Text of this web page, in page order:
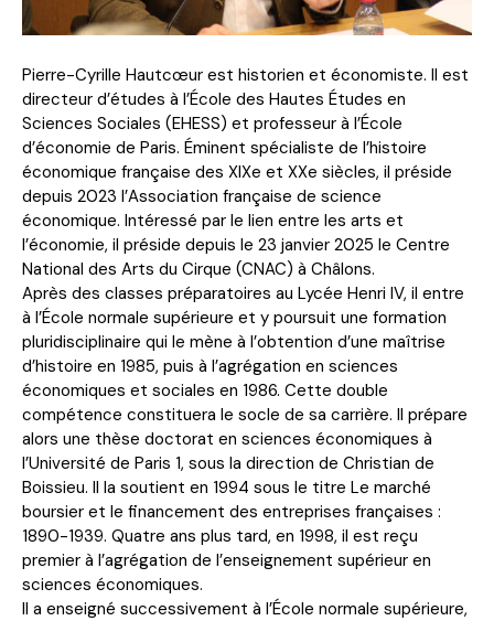
Pierre-Cyrille Hautcœur est historien et économiste. Il est
directeur d’études à l’École des Hautes Études en
Sciences Sociales (EHESS) et professeur à l’École
d’économie de Paris. Éminent spécialiste de l’histoire
économique française des XIXe et XXe siècles, il préside
depuis 2023 l’Association française de science
économique. Intéressé par le lien entre les arts et
l’économie, il préside depuis le 23 janvier 2025 le Centre
National des Arts du Cirque (CNAC) à Châlons.
Après des classes préparatoires au Lycée Henri IV, il entre
à l’École normale supérieure et y poursuit une formation
pluridisciplinaire qui le mène à l’obtention d’une maîtrise
d’histoire en 1985, puis à l’agrégation en sciences
économiques et sociales en 1986. Cette double
compétence constituera le socle de sa carrière. Il prépare
alors une thèse doctorat en sciences économiques à
l’Université de Paris 1, sous la direction de Christian de
Boissieu. Il la soutient en 1994 sous le titre Le marché
boursier et le financement des entreprises françaises :
1890-1939. Quatre ans plus tard, en 1998, il est reçu
premier à l’agrégation de l’enseignement supérieur en
sciences économiques.
Il a enseigné successivement à l’École normale supérieure,